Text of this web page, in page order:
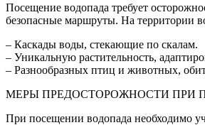
Посещение водопада требует
безопасные маршруты. На территории
– Каскады воды, стекающие по скалам.
– Уникальную растительность,
– Разнообразных птиц и животных,
МЕРЫ ПРЕДОСТОРОЖНОСТИ ПРИ
При посещении водопада необходимо